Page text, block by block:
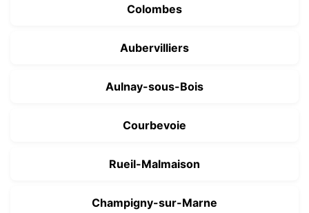
Colombes
Aubervilliers
Aulnay-sous-Bois
Courbevoie
Rueil-Malmaison
Champigny-sur-Marne